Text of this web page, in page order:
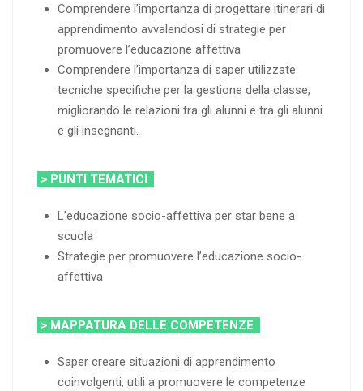
Comprendere l’importanza di progettare itinerari di
apprendimento avvalendosi di strategie per
promuovere l’educazione affettiva
Comprendere l’importanza di saper utilizzate
tecniche specifiche per la gestione della classe,
migliorando le relazioni tra gli alunni e tra gli alunni
e gli insegnanti.
> PUNTI TEMATICI
L’educazione socio-affettiva per star bene a
scuola
Strategie per promuovere l’educazione socio-
affettiva
> MAPPATURA DELLE COMPETENZE
Saper creare situazioni di apprendimento
coinvolgenti, utili a promuovere le competenze